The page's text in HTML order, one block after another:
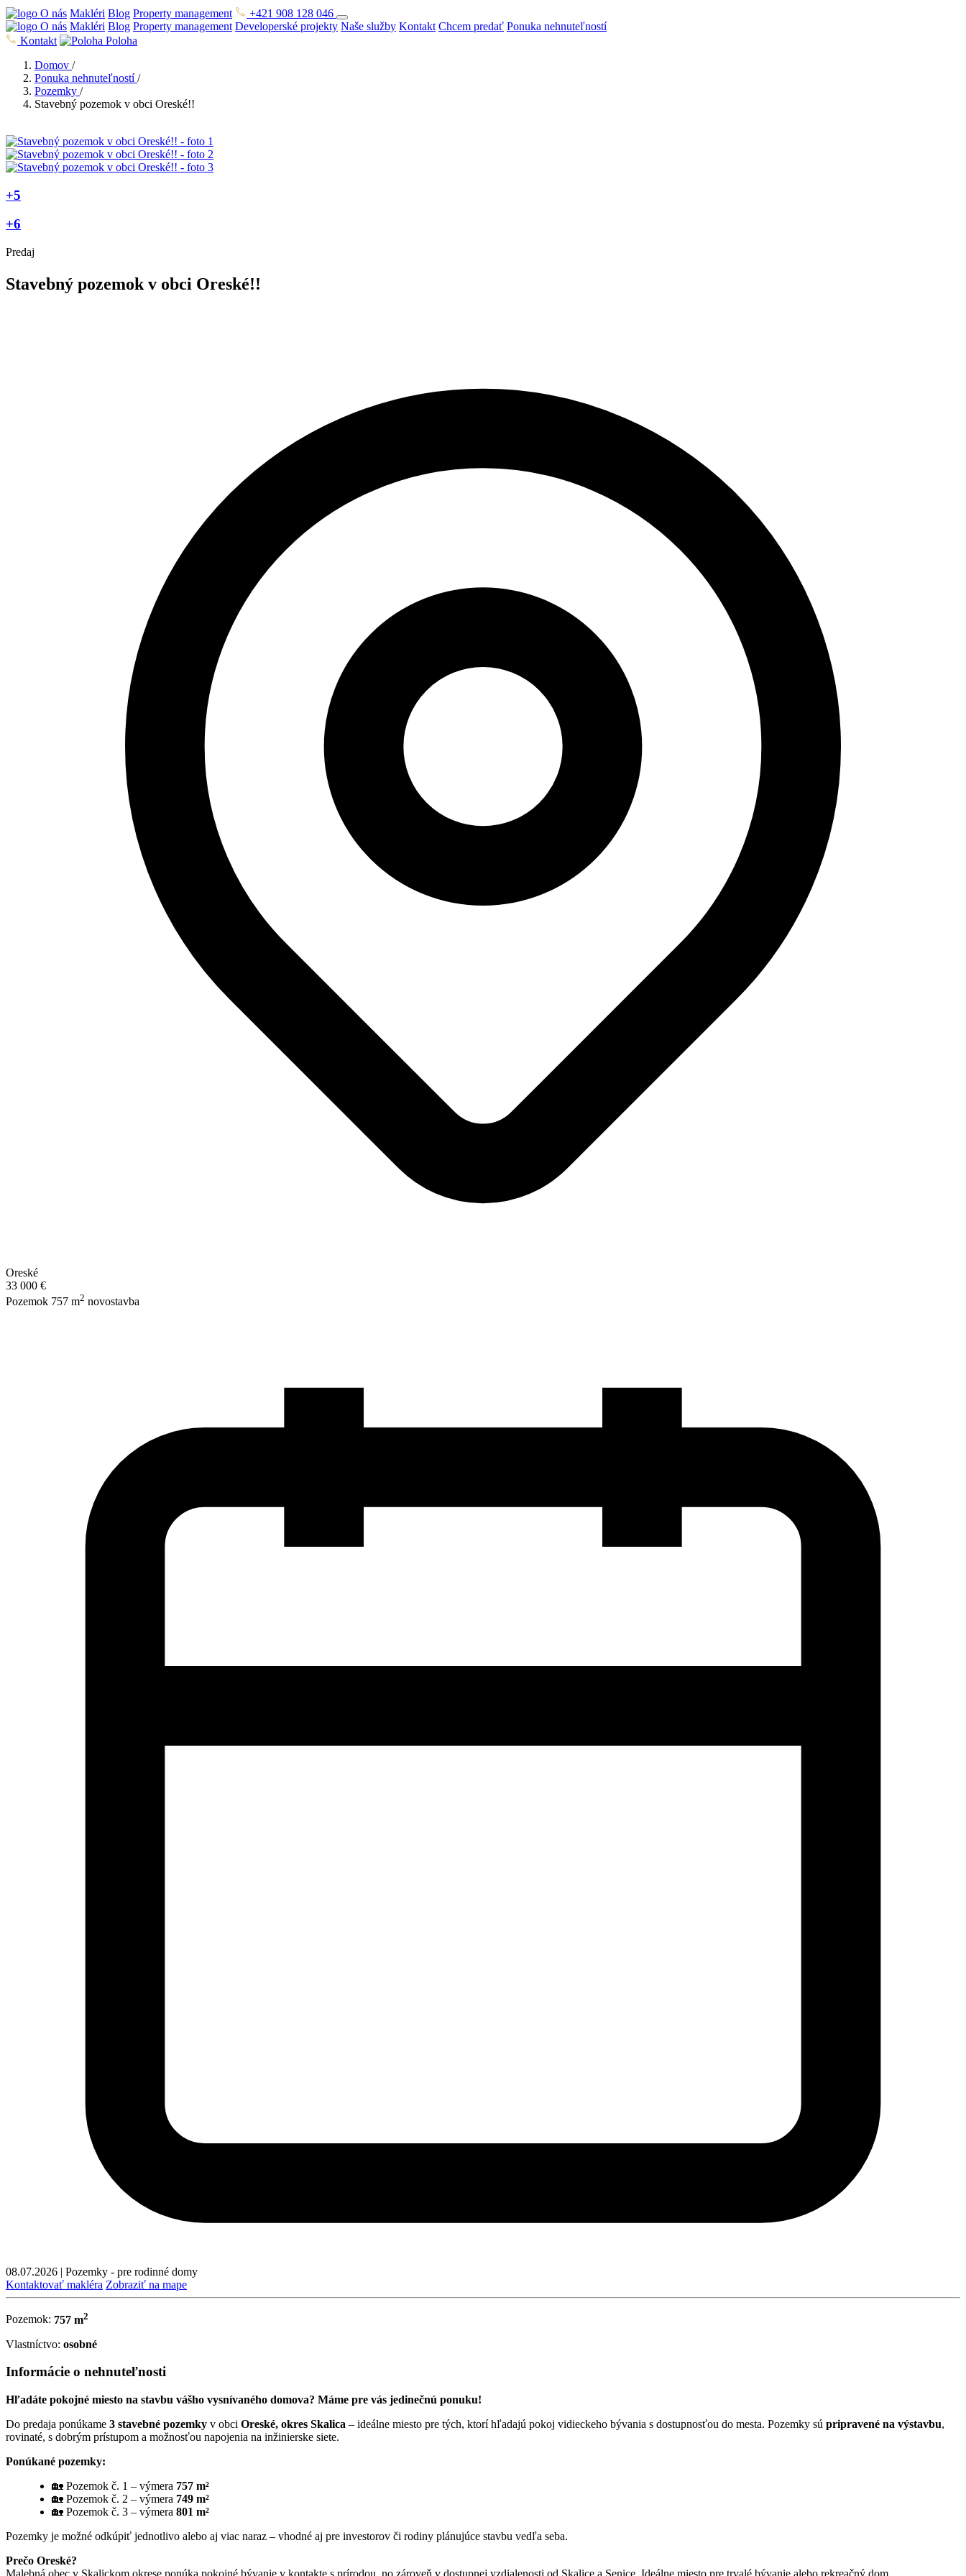
O nás Makléri Blog Property management
+421 908 128 046
O nás Makléri Blog Property management Developerské projekty Naše služby Kontakt Chcem predať Ponuka nehnuteľností
Kontakt
Poloha
Domov /
Ponuka nehnuteľností /
Pozemky /
Stavebný pozemok v obci Oreské!!
+5
+6
Predaj
Stavebný pozemok v obci Oreské!!
Oreské
33 000 €
Pozemok 757 m2 novostavba
08.07.2026 | Pozemky - pre rodinné domy
Kontaktovať makléra Zobraziť na mape
Pozemok: 757 m2
Vlastníctvo: osobné
Informácie o nehnuteľnosti
Hľadáte pokojné miesto na stavbu vášho vysnívaného domova? Máme pre vás jedinečnú ponuku!
Do predaja ponúkame 3 stavebné pozemky v obci Oreské, okres Skalica – ideálne miesto pre tých, ktorí hľadajú pokoj vidieckeho bývania s dostupnosťou do mesta. Pozemky sú pripravené na výstavbu,
rovinaté, s dobrým prístupom a možnosťou napojenia na inžinierske siete.
Ponúkané pozemky:
🏡 Pozemok č. 1 – výmera 757 m²
🏡 Pozemok č. 2 – výmera 749 m²
🏡 Pozemok č. 3 – výmera 801 m²
Pozemky je možné odkúpiť jednotlivo alebo aj viac naraz – vhodné aj pre investorov či rodiny plánujúce stavbu vedľa seba.
Prečo Oreské?
Malebná obec v Skalickom okrese ponúka pokojné bývanie v kontakte s prírodou, no zároveň v dostupnej vzdialenosti od Skalice a Senice. Ideálne miesto pre trvalé bývanie alebo rekreačný dom.